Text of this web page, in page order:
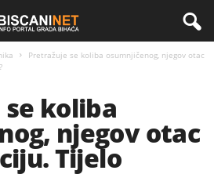
Pretražuje se koliba osumnjičenog, njegov otac
koliba
njegov otac
Tijelo